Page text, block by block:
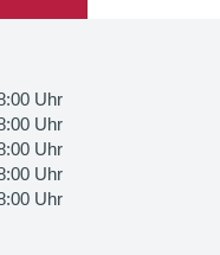
Uhr
Uhr
Uhr
Uhr
Uhr